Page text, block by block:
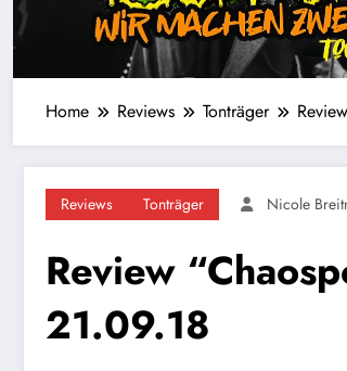
Home Reviews Tonträger
Reviews Tonträger Nicole
Review
21.09.18